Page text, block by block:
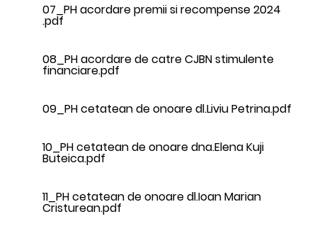
07_PH acordare premii si recompense 2024
.pdf
08_PH acordare de catre CJBN stimulente
financiare.pdf
09_PH cetatean de onoare dl.Liviu Petrina.pdf
10_PH cetatean de onoare dna.Elena Kuji
Buteica.pdf
11_PH cetatean de onoare dl.Ioan Marian
Cristurean.pdf